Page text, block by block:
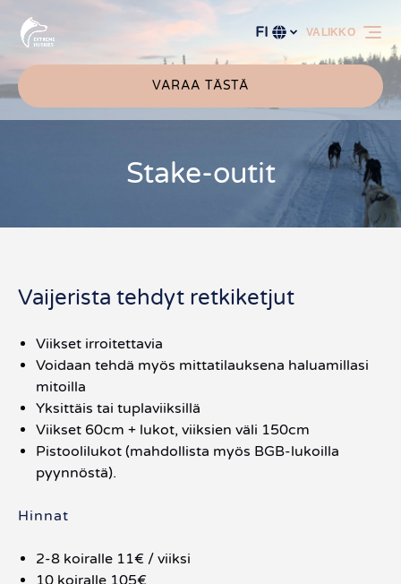
Siirry ensisijaiseen siirtymispalkkiin
Siirry sisältöön
Siirry alatunnisteeseen
kieli
FI
VARAA TÄSTÄ
VALIKKO
Stake-outit
Vaijerista tehdyt retkiketjut
Viikset irroitettavia
Voidaan tehdä myös mittatilauksena haluamillasi
mitoilla
Yksittäis tai tuplaviiksillä
Viikset 60cm + lukot, viiksien väli 150cm
Pistoolilukot (mahdollista myös BGB-lukoilla
pyynnöstä).
Hinnat
2-8 koiralle 11€ / viiksi
10 koiralle 105€